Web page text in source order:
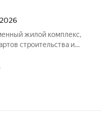
2026
строительства и
Финансовая безопасность: